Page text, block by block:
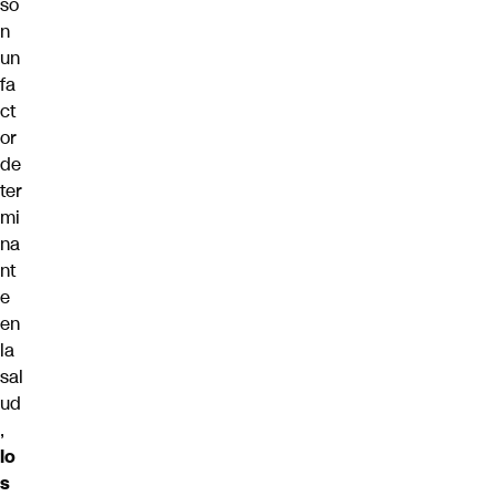
n
un
fa
ct
or
de
ter
mi
na
nt
e
en
la
sal
ud
,
lo
s